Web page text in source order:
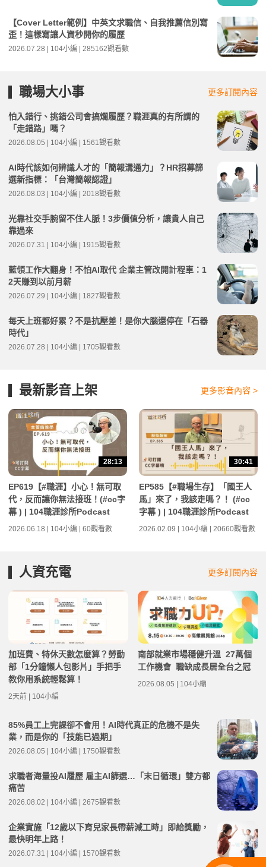
【Cover Letter範例】中英文求職信、自我推薦信別寫
歪！這樣寫讓人資秒開你的履歷
2026.07.28 | 104小編 | 285162觀看數
職場大小事 更多訂閱內容
怕入錯行、挑錯公司會搞爛履歷？職涯真的有所謂的
「走錯路」嗎？
2026.08.05 | 104小編 | 1561觀看數
AI時代該如何辨識人才的「簡報溝通力」？HR招募篩
選新指標：「台灣簡報認證」
2026.08.03 | 104小編 | 2018觀看數
光靠社交手腕留不住人脈！3步價值分析，讓貴人自己
靠過來
2026.07.31 | 104小編 | 1915觀看數
藍領工作大翻身！不怕AI取代 企業主管改開計程車：1
2天賺到以前月薪
2026.07.29 | 104小編 | 1827觀看數
每天上班都好累？不是抗壓差！是你大腦還停在「石器
時代」
2026.07.28 | 104小編 | 1705觀看數
最新影音上架 更多影音內容 >
28:13
EP619【#職涯】小心！無可取
代，反而讓你無法接班！(#cc字
幕 ) | 104職涯診所Podcast
2026.06.18 | 104小編 | 60觀看數
30:41
EP585【#職場生存】「國王人
馬」來了，我該走嗎？！ (#cc
字幕 ) | 104職涯診所Podcast
2026.02.09 | 104小編 | 20660觀看數
人資充電 更多訂閱內容
加班費、特休天數怎麼算？勞動
部「1分鐘懶人包影片」手把手
教你用系統輕鬆算！
2天前 | 104小編
南部就業市場穩健升溫 27萬個
工作機會 職缺成長居全台之冠
2026.08.05 | 104小編
85%員工上完課卻不會用！AI時代真正的危機不是失
業，而是你的「技能已過期」
2026.08.05 | 104小編 | 1750觀看數
求職者海量投AI履歷 雇主AI篩選…「末日循環」雙方都
痛苦
2026.08.02 | 104小編 | 2675觀看數
企業實施「12歲以下育兒家長帶薪減工時」即給獎勵，
最快明年上路！
2026.07.31 | 104小編 | 1570觀看數